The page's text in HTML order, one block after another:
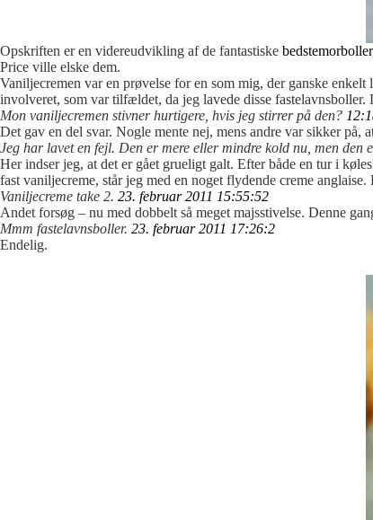
Opskriften er en videreudvikling af de fantastiske bedstemorboller
Price ville elske dem.
Vaniljecremen var en prøvelse for en som mig, der ganske
involveret, som var tilfældet, da jeg lavede disse
Mon vaniljecremen stivner hurtigere, hvis jeg stirrer på den?
Det gav en del svar. Nogle mente nej, mens andre var sikker
Jeg har lavet en fejl. Den er mere eller mindre kold nu, men den
Her indser jeg, at det er gået grueligt galt. Efter både en tur i
fast vaniljecreme, står jeg med en noget flydende creme
Vaniljecreme take 2. 23. februar 2011 15:55:52
Andet forsøg – nu med dobbelt så meget majsstivelse. Denne
Mmm fastelavnsboller. 23. februar 2011 17:26:2
Endelig.